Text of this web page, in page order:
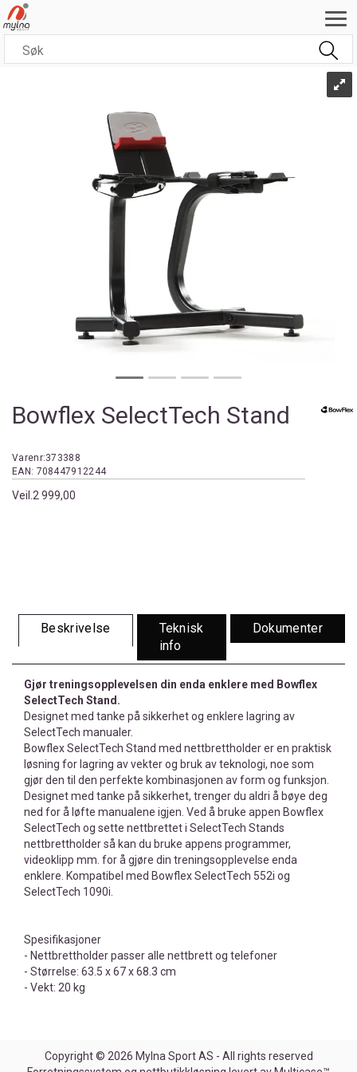
Bowflex SelectTech Stand
Varenr:373388
EAN: 708447912244
Veil. 2 999,00
Beskrivelse
Teknisk
info
Dokumenter
Gjør treningsopplevelsen din enda enklere med Bowflex
SelectTech Stand.
Designet med tanke på sikkerhet og enklere lagring av
SelectTech manualer.
Bowflex SelectTech Stand med nettbrettholder er en praktisk
løsning for lagring av vekter og bruk av teknologi, noe som
gjør den til den perfekte kombinasjonen av form og funksjon.
Designet med tanke på sikkerhet, trenger du aldri å bøye deg
ned for å løfte manualene igjen. Ved å bruke appen Bowflex
SelectTech og sette nettbrettet i SelectTech Stands
nettbrettholder så kan du bruke appens programmer,
videoklipp mm. for å gjøre din treningsopplevelse enda
enklere. Kompatibel med Bowflex SelectTech 552i og
SelectTech 1090i.
Spesifikasjoner
- Nettbrettholder passer alle nettbrett og telefoner
- Størrelse: 63.5 x 67 x 68.3 cm
- Vekt: 20 kg
Copyright © 2026 Mylna Sport AS - All rights reserved